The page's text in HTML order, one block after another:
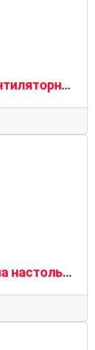
Моддер мастерит безвентиляторный корпус для процессора AMD Ryzen Strix Halo, который мы бы хотели купить
AMD Strix Halo выходит на настольные компьютеры благодаря Framework